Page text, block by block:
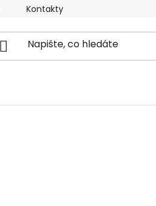
Kontakty